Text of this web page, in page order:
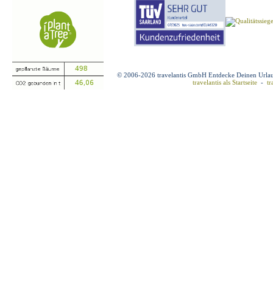
© 2006-2026 travelantis GmbH Entdecke Deinen
travelantis als Startseite -